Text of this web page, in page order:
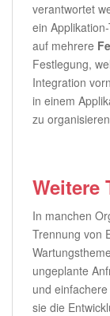
verantwortet
ein
auf mehrere
Festlegung,
Integration
in einem
zu
Weitere
In manchen
Trennung von
ungeplante
und
sie die